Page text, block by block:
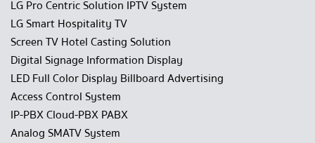
LG Pro Centric Solution IPTV System
LG Smart Hospitality TV
Screen TV Hotel Casting Solution
Digital Signage Information Display
LED Full Color Display Billboard Advertising
Access Control System
IP-PBX Cloud-PBX PABX
Analog SMATV System